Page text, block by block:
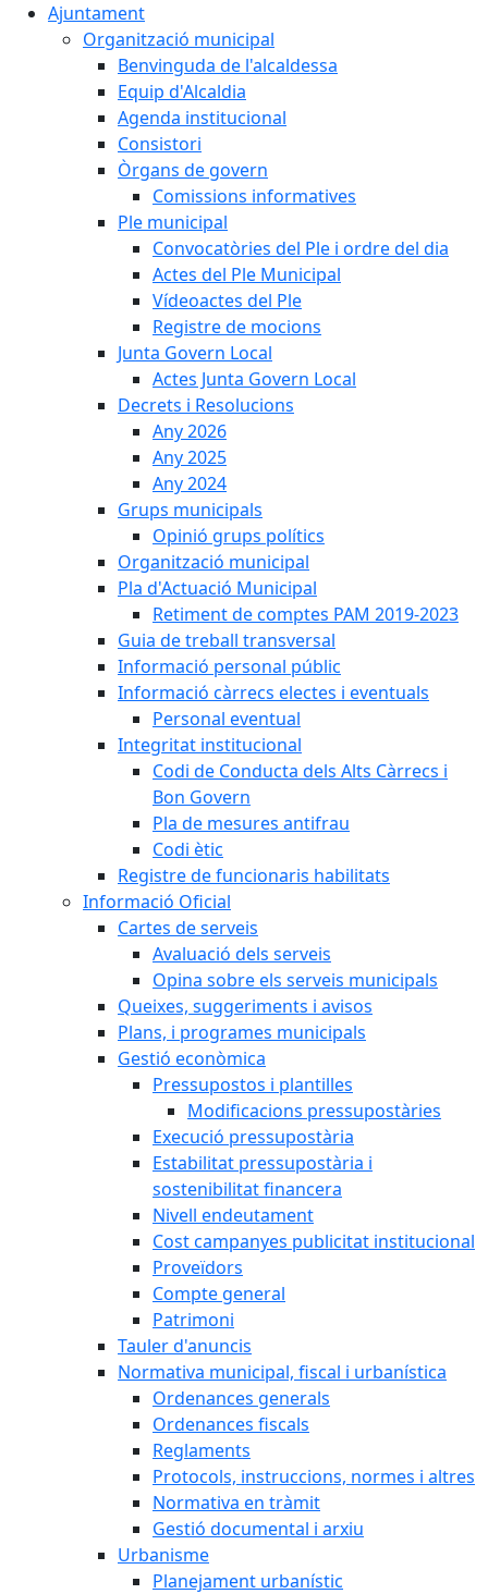
Ajuntament
Organització municipal
Benvinguda de l'alcaldessa
Equip d'Alcaldia
Agenda institucional
Consistori
Òrgans de govern
Comissions informatives
Ple municipal
Convocatòries del Ple i ordre del dia
Actes del Ple Municipal
Vídeoactes del Ple
Registre de mocions
Junta Govern Local
Actes Junta Govern Local
Decrets i Resolucions
Any 2026
Any 2025
Any 2024
Grups municipals
Opinió grups polítics
Organització municipal
Pla d'Actuació Municipal
Retiment de comptes PAM 2019-2023
Guia de treball transversal
Informació personal públic
Informació càrrecs electes i eventuals
Personal eventual
Integritat institucional
Codi de Conducta dels Alts Càrrecs i
Bon Govern
Pla de mesures antifrau
Codi ètic
Registre de funcionaris habilitats
Informació Oficial
Cartes de serveis
Avaluació dels serveis
Opina sobre els serveis municipals
Queixes, suggeriments i avisos
Plans, i programes municipals
Gestió econòmica
Pressupostos i plantilles
Modificacions pressupostàries
Execució pressupostària
Estabilitat pressupostària i
sostenibilitat financera
Nivell endeutament
Cost campanyes publicitat institucional
Proveïdors
Compte general
Patrimoni
Tauler d'anuncis
Normativa municipal, fiscal i urbanística
Ordenances generals
Ordenances fiscals
Reglaments
Protocols, instruccions, normes i altres
Normativa en tràmit
Gestió documental i arxiu
Urbanisme
Planejament urbanístic